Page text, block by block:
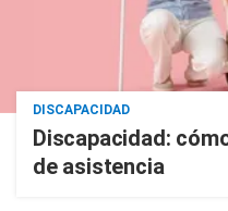
DISCAPACIDAD
Discapacidad:
de asistencia